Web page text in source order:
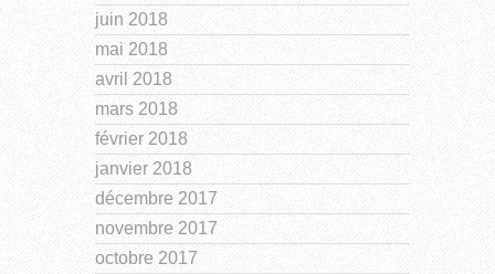
juin 2018
mai 2018
avril 2018
mars 2018
février 2018
janvier 2018
décembre 2017
novembre 2017
octobre 2017